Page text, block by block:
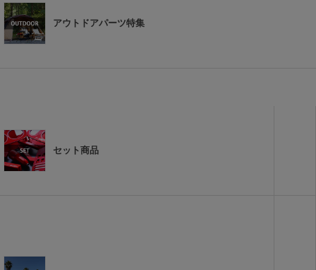
アウトドアパーツ特集
セット商品